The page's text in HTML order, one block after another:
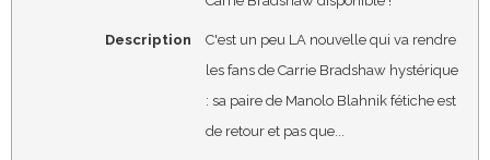
Description
C'est un peu LA nouvelle qui va rendre
les fans de Carrie Bradshaw hystérique
: sa paire de Manolo Blahnik fétiche est
de retour et pas que...